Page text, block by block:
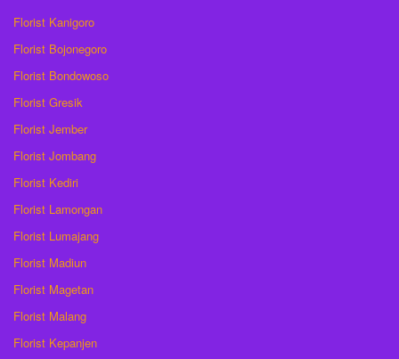
Florist Kanigoro
Florist Bojonegoro
Florist Bondowoso
Florist Gresik
Florist Jember
Florist Jombang
Florist Kediri
Florist Lamongan
Florist Lumajang
Florist Madiun
Florist Magetan
Florist Malang
Florist Kepanjen